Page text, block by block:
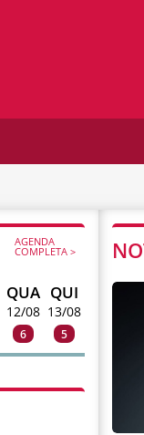
AGENDA
COMPLETA >
QUA
12/08
6
QUI
13/08
5